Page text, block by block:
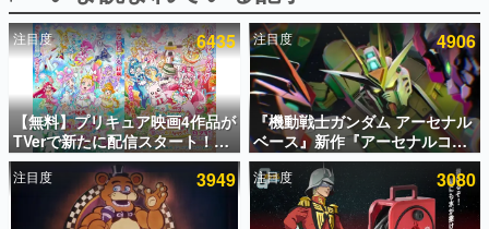
ピックアップ
電ファミのいま読まれている記事ランキング
アプリセール情報
インタビュー
連載・特集一覧
注目度 6435
【無料】プリキュア映画4作品が
TVerで新たに配信スタート！な
んと2018年～2024年の映画ほぼ
すべてが見放題に、ぶっちゃけ
ありえないラインナップ
注目度 4906
『機動戦士ガンダム アーセナル
ベース』新作『アーセナルコマ
ンダー』発表！8月28日からオ
ープンベータテスト開催、2027
年2月下旬に稼働予定
注目度 3949 注目度 3080